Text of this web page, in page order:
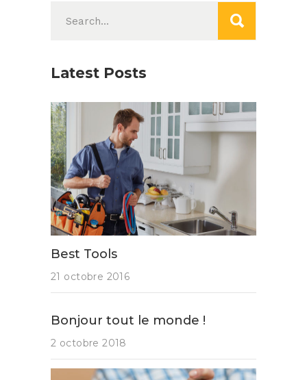
for:
Latest Posts
Best Tools
21 octobre 2016
Bonjour tout le monde !
2 octobre 2018